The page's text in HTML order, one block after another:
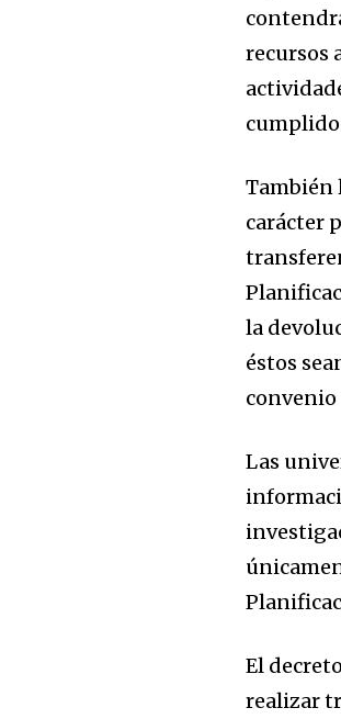
recursos
También
carácter
la
éstos
convenio
Las
El
realizar